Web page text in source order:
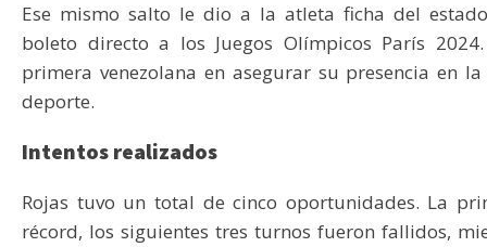
Ese mismo salto le dio a la atleta ficha del
boleto directo a los Juegos Olímpicos París
primera venezolana en asegurar su presencia en
deporte.
Intentos realizados
Rojas tuvo un total de cinco oportunidades. La
récord, los siguientes tres turnos fueron fallidos,